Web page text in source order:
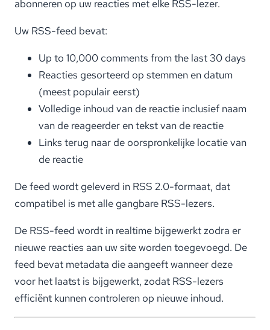
abonneren op uw reacties met elke RSS-lezer.
Uw RSS-feed bevat:
Up to 10,000 comments from the last 30 days
Reacties gesorteerd op stemmen en datum
(meest populair eerst)
Volledige inhoud van de reactie inclusief naam
van de reageerder en tekst van de reactie
Links terug naar de oorspronkelijke locatie van
de reactie
De feed wordt geleverd in RSS 2.0-formaat, dat
compatibel is met alle gangbare RSS-lezers.
De RSS-feed wordt in realtime bijgewerkt zodra er
nieuwe reacties aan uw site worden toegevoegd. De
feed bevat metadata die aangeeft wanneer deze
voor het laatst is bijgewerkt, zodat RSS-lezers
efficiënt kunnen controleren op nieuwe inhoud.